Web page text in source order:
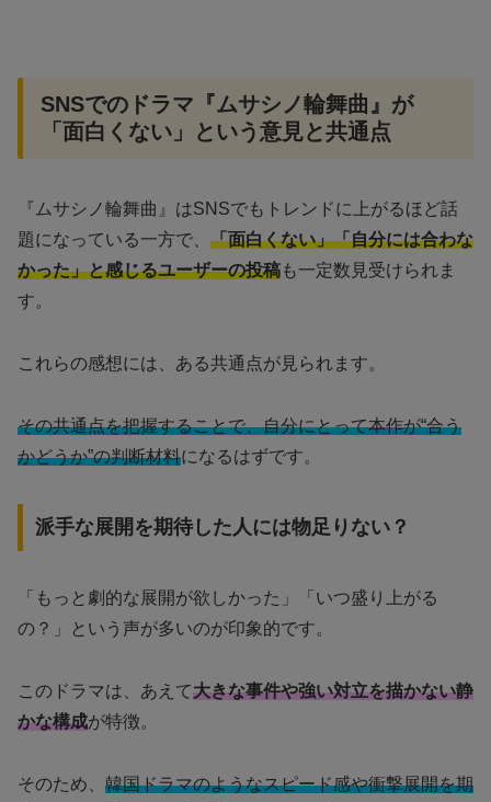
SNSでのドラマ『ムサシノ輪舞曲』が
「面白くない」という意見と共通点
『ムサシノ輪舞曲』はSNSでもトレンドに上がるほど話
題になっている一方で、 「面白くない」「自分には合わな
かった」と感じるユーザーの投稿も一定数見受けられま
す。
これらの感想には、ある共通点が見られます。
その共通点を把握することで、自分にとって本作が“合う
かどうか”の判断材料になるはずです。
派手な展開を期待した人には物足りない？
「もっと劇的な展開が欲しかった」「いつ盛り上がる
の？」という声が多いのが印象的です。
このドラマは、あえて大きな事件や強い対立を描かない静
かな構成が特徴。
そのため、 韓国ドラマのようなスピード感や衝撃展開を期